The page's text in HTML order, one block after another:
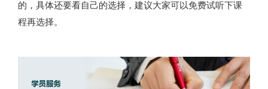
的，具体还要看自己的选择，建议大家可以免费试听下课
程再选择。